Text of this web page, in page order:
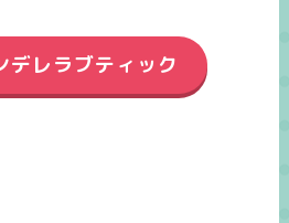
デレラブティック